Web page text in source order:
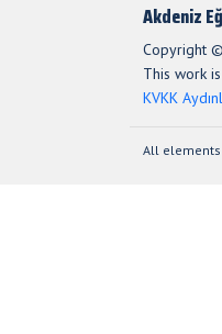
Akdeniz
Copyright
This work
KVKK
All